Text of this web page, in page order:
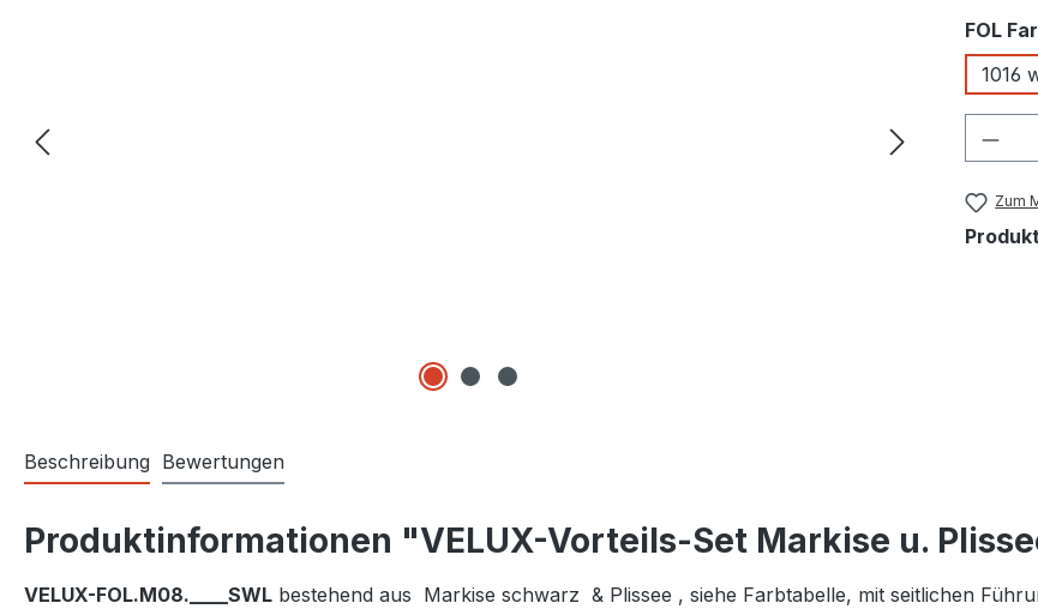
FOL
Zum
Beschreibung Bewertungen
Produktinformationen "VELUX-Vorteils-Set Markise u.
VELUX-FOL.M08.____SWL bestehend aus Markise schwarz & Plissee , siehe Farbtabelle, mit seitlichen